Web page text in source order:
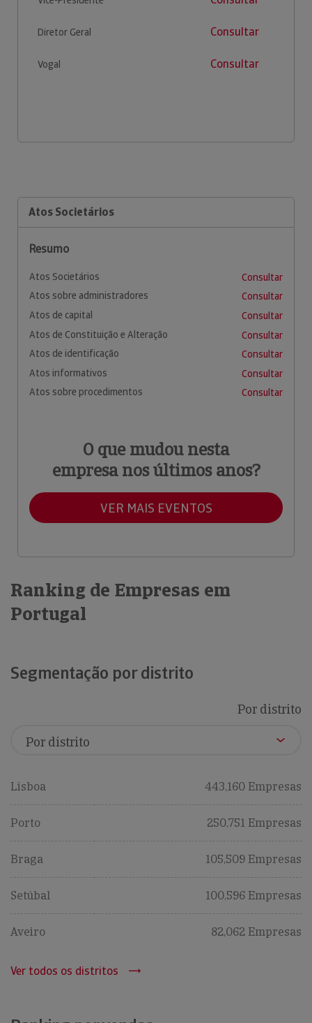
Diretor Geral Consultar
Vogal Consultar
Atos Societários
Resumo
Atos Societários
Consultar
Atos sobre administradores
Consultar
Atos de capital
Consultar
Atos de Constituição e Alteração
Consultar
Atos de identificação
Consultar
Atos informativos
Consultar
Atos sobre procedimentos
Consultar
O que mudou nesta
empresa nos últimos anos?
VER MAIS EVENTOS
Ranking de Empresas em
Portugal
Segmentação por distrito
Por distrito
Lisboa 443,160 Empresas
Porto 250,751 Empresas
Braga 105,509 Empresas
Setúbal 100,596 Empresas
Aveiro 82,062 Empresas
Ver todos os distritos